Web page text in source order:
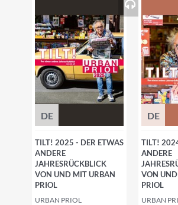
DE
TILT! 2025 - DER ETWAS
ANDERE
JAHRESRÜCKBLICK
VON UND MIT URBAN
PRIOL
URBAN PRIOL
DE
TILT!
ANDERE
VON
PRIOL
URBAN